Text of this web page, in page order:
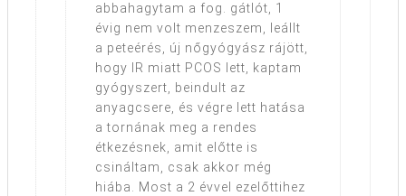
abbahagytam a fog. gátlót, 1
évig nem volt menzeszem, leállt
a peteérés, új nőgyógyász rájött,
hogy IR miatt PCOS lett, kaptam
gyógyszert, beindult az
anyagcsere, és végre lett hatása
a tornának meg a rendes
étkezésnek, amit előtte is
csináltam, csak akkor még
hiába. Most a 2 évvel ezelőttihez